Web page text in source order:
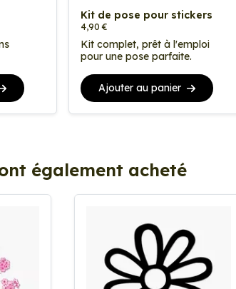
Kit de pose pour stickers
4,90 €
Kit complet, prêt à l'emploi
pour une pose parfaite.
Ajouter au panier
également acheté